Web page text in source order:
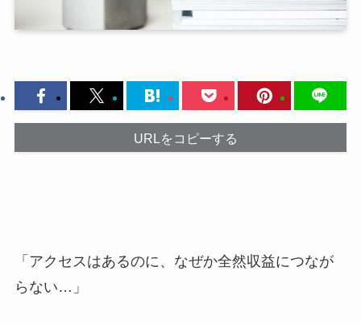
URLをコピーする
「アクセスはあるのに、なぜか全然収益につなが
らない…」